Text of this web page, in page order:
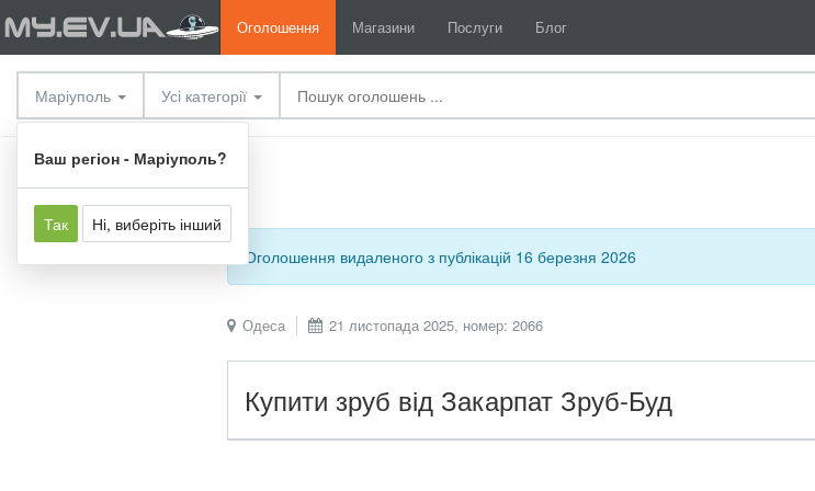
Оголошення Магазини Послуги Блог
Маріуполь
Ваш регіон - Маріуполь?
Так Ні, виберіть інший
Усі категорії
Послуги Інші послуги
Оголошення видаленого з публікацій 16 березня 2026
Одеса 21 листопада 2025, номер: 2066
Купити зруб від Закарпат Зруб-Буд